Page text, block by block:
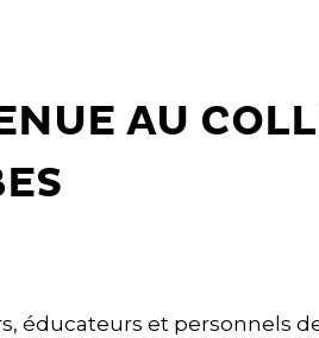
AU
éducateurs et personnels